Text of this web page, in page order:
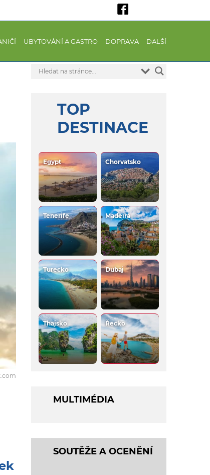
UBYTOVÁNÍ A GASTRO DOPRAVA DALŠÍ
TOP
DESTINACE
Egypt Chorvatsko
Tenerife Madeira
Turecko Dubaj
Thajsko Řecko
MULTIMÉDIA
SOUTĚŽE A OCENĚNÍ